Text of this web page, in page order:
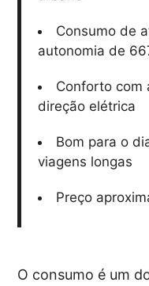
Consumo de
autonomia de
Conforto com
direção elétrica
Bom para o
viagens longas
Preço
O consumo é um